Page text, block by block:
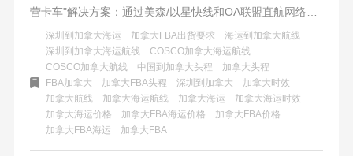
营卡车"解决方案：通过美森/以星快线和OA联盟直航网络，
结合智能路径优化与全链路可视化系统，实现全境商业仓/私
人地址直送，规避UPS高额附加费，提供整板直送、平板叉
车服务等透明化服务，将超规物流转化为标准化可控交付。
深圳到加拿大海运 加拿大FBA出货要求
海运到加拿大航线
深圳到加拿大海运航线
COSCO加拿大海运航线
COSCO加拿大航线
中国到加拿大头程
加拿大头程
FBA加拿大
加拿大FBA头程 深圳到加拿大
加拿大时效
加拿大航线
加拿大海运航线 加拿大海运
加拿大海运时效
加拿大海运价格
加拿大FBA海运价格
加拿大FBA价格
加拿大FBA海运
加拿大FBA